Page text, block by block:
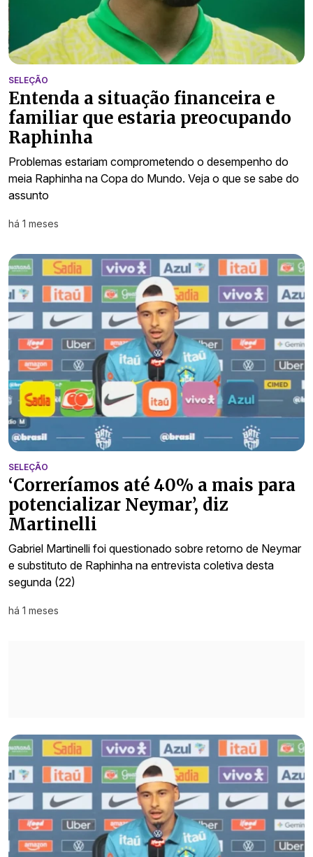
SELEÇÃO
Entenda a situação financeira e
familiar que estaria preocupando
Raphinha
Problemas estariam comprometendo o desempenho do
meia Raphinha na Copa do Mundo. Veja o que se sabe do
assunto
há 1 meses
SELEÇÃO
‘Correríamos até 40% a mais para
potencializar Neymar’, diz
Martinelli
Gabriel Martinelli foi questionado sobre retorno de Neymar
e substituto de Raphinha na entrevista coletiva desta
segunda (22)
há 1 meses